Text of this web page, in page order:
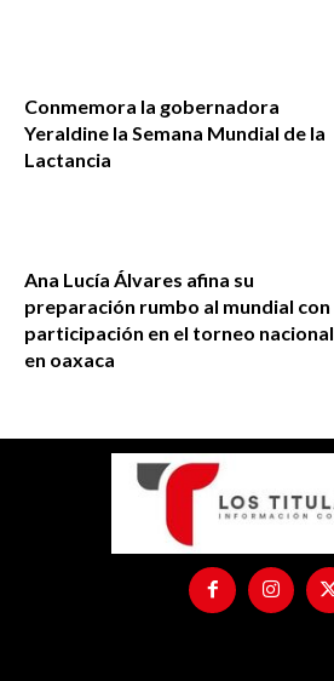
Conmemora la gobernadora
Yeraldine la Semana Mundial de la
Lactancia
Ana Lucía Álvares afina su
preparación rumbo al mundial con
participación en el torneo nacional
en oaxaca